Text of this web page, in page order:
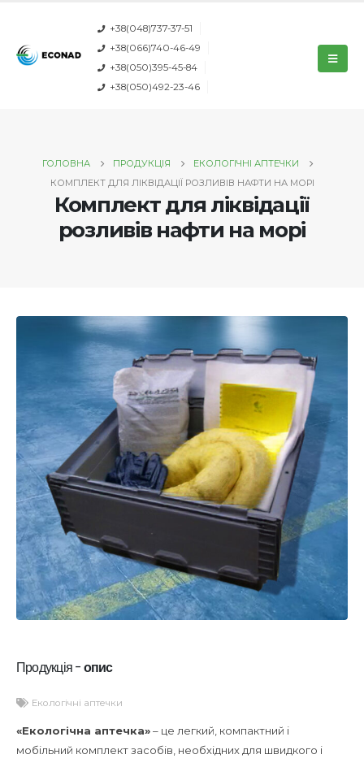
+38(048)737-37-51
+38(066)740-46-49
+38(050)395-45-84
+38(050)492-23-46
ГОЛОВНА ПРОДУКЦІЯ
ЕКОЛОГІЧНІ АПТЕЧКИ
КОМПЛЕКТ ДЛЯ ЛІКВІДАЦІЇ РОЗЛИВІВ НАФТИ НА МОРІ
Комплект для ліквідації
розливів нафти на морі
Продукція -опис
Екологічні аптечки
«Екологічна аптечка»– це легкий, компактний і
мобільний комплект засобів, необхідних для швидкого і